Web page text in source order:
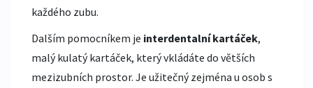
každého zubu.
Dalším pomocníkem je interdentalní kartáček,
malý kulatý kartáček, který vkládáte do větších
mezizubních prostor. Je užitečný zejména u osob s